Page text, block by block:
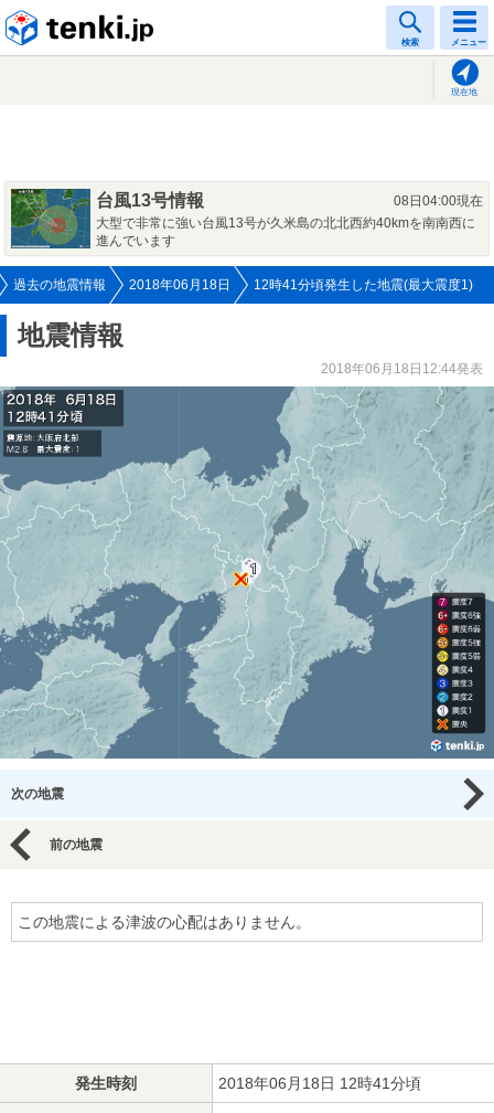
検索 メニュー
現在地
台風13号情報
08日04:00現在
大型で非常に強い台風13号が久米島の北北西約40kmを南南西に
進んでいます
過去の地震情報 2018年06月18日 12時41分頃発生した地震(最大震度1)
地震情報
2018年06月18日12:44発表
次の地震
前の地震
この地震による津波の心配はありません。
発生時刻 2018年06月18日 12時41分頃